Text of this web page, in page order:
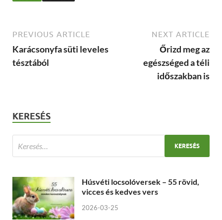
PREVIOUS ARTICLE
Karácsonyfa süti leveles
tésztából
NEXT ARTICLE
Őrizd meg az
egészséged a téli
időszakban is
KERESÉS
Húsvéti locsolóversek – 55 rövid,
vicces és kedves vers
2026-03-25